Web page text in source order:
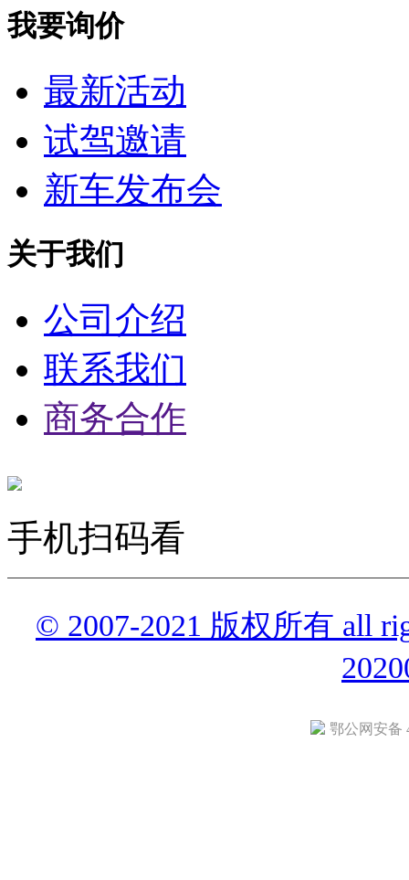
我要询价
最新活动
试驾邀请
新车发布会
关于我们
公司介绍
联系我们
商务合作
手机扫码看
© 2007-2021 版权所有 all
鄂公网安备